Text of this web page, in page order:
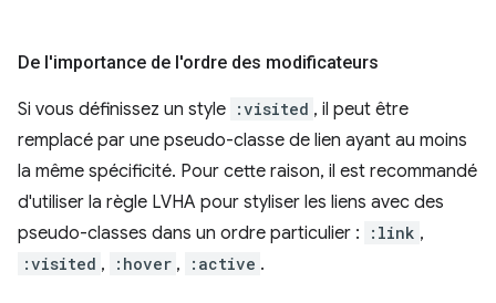
De l'importance de l'ordre des modificateurs
Si vous définissez un style :visited , il peut être
remplacé par une pseudo-classe de lien ayant au moins
la même spécificité. Pour cette raison, il est recommandé
d'utiliser la règle LVHA pour styliser les liens avec des
pseudo-classes dans un ordre particulier :
:link ,
:visited , :hover , :active .